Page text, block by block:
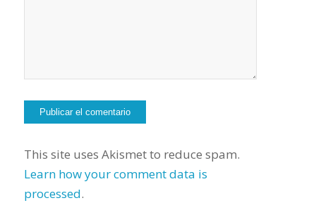
This site uses Akismet to reduce spam.
Learn how your comment data is
processed.